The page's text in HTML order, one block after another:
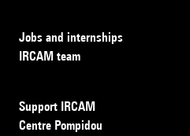
Jobs and internships
IRCAM team
Support IRCAM
Centre Pompidou